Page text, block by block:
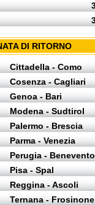
DI RITORNO
Cittadella - Como
Cosenza - Cagliari
Genoa - Bari
Modena - Sudtirol
Palermo - Brescia
Parma - Venezia
Perugia - Benevento
Pisa - Spal
Reggina - Ascoli
Ternana - Frosinone